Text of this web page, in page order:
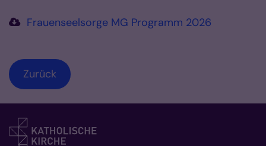
Frauenseelsorge MG Programm 2026
Zurück